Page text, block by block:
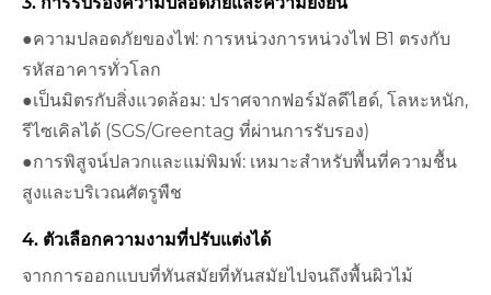
●ความปลอดภัยของไฟ: การหน่วงการหน่วงไฟ B1 ตรงกับ
รหัสอาคารทั่วโลก
●เป็นมิตรกับสิ่งแวดล้อม: ปราศจากฟอร์มัลดีไฮด์, โลหะหนัก,
รีไซเคิลได้ (SGS/Greentag ที่ผ่านการรับรอง)
●การพิสูจน์ปลวกและแม่พิมพ์: เหมาะสำหรับพื้นที่ความชื้น
สูงและบริเวณศัตรูพืช
4. ตัวเลือกความงามที่ปรับแต่งได้
จากการออกแบบที่ทันสมัยที่ทันสมัยไปจนถึงพื้นผิวไม้